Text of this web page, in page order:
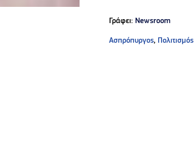
Γράφει: Newsroom
Ασπρόπυργος, Πολιτισμός